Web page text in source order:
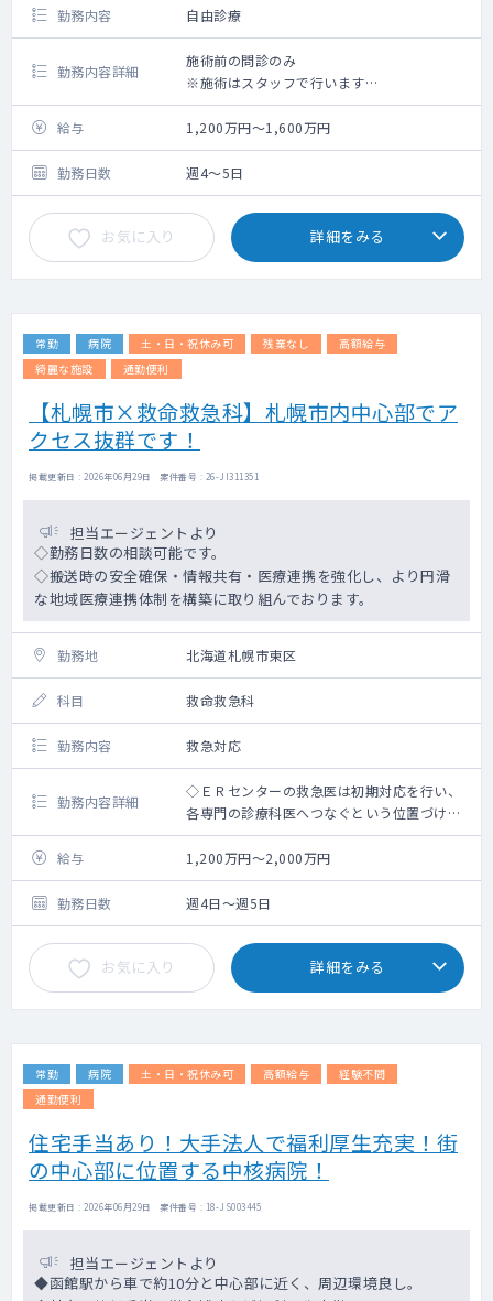
勤務内容 自由診療
勤務内容詳細
施術前の問診のみ
※施術はスタッフで行います
＜施術内容＞
(１)美容医療・美肌治療
(２)医療脱毛
(３)痩身・医療ダイエット
新規施術前のみの問診となります。
予約制で、10～15名/日の実績です。
給与 1,200万円～1,600万円
勤務日数 週4～5日
お気に入り 詳細をみる
常勤 病院 土・日・祝休み可 残業なし
高額給与
綺麗な施設
通勤便利
【札幌市×救命救急科】札幌市内中心部でア
クセス抜群です！
掲載更新日 : 2026年06月29日 案件番号 : 26-JI311351
担当エージェントより
◇勤務日数の相談可能です。
◇搬送時の安全確保・情報共有・医療連携を強化し、より円滑
な地域医療連携体制を構築に取り組んでおります。
勤務地 北海道札幌市東区
科目 救命救急科
勤務内容 救急対応
勤務内容詳細
◇ＥＲセンターの救急医は初期対応を行い、
各専門の診療科医へつなぐという位置づけで
運用しております。
◇日中の救急のトリアージ、ICUの管理、救
命士の管理をお願いいたします。
◇ERセンターでは看護師10名・救急救命士5
名の体制です。
◇今後は、病院救急車による近隣医療機関へ
の転院搬送業務など、地域医療ネットワーク
を支える新たな取り組みも進めていきます。
給与 1,200万円～2,000万円
勤務日数 週4日～週5日
お気に入り 詳細をみる
常勤 病院 土・日・祝休み可 高額給与
経験不問
通勤便利
住宅手当あり！大手法人で福利厚生充実！街
の中心部に位置する中核病院！
掲載更新日 : 2026年06月29日 案件番号 : 18-JS003445
担当エージェントより
◆函館駅から車で約10分と中心部に近く、周辺環境良し。